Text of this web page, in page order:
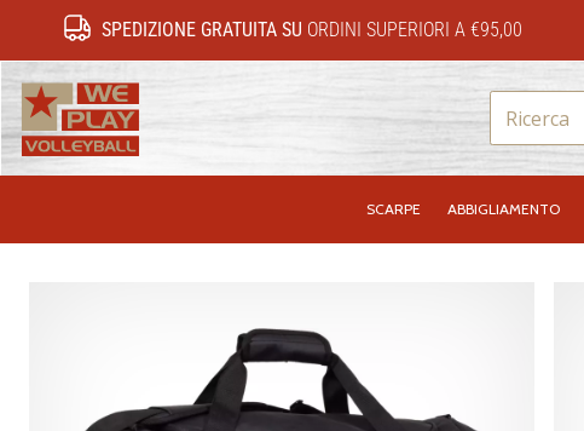
SPEDIZIONE GRATUITA SU ORDINI SUPERIORI A €95,00
SCARPE ABBIGLIAMENTO